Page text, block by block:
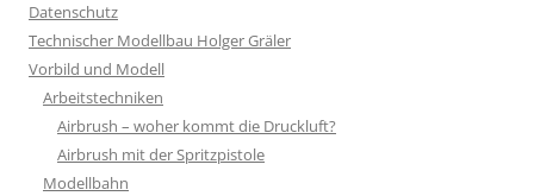
Datenschutz
Technischer Modellbau Holger Gräler
Vorbild und Modell
Arbeitstechniken
Airbrush – woher kommt die Druckluft?
Airbrush mit der Spritzpistole
Modellbahn